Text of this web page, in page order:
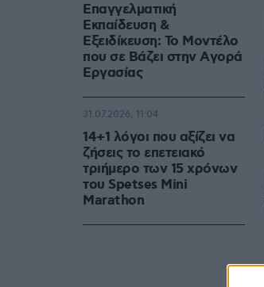
Επαγγελματική
Εκπαίδευση &
Εξειδίκευση: Το Mοντέλο
που σε Bάζει στην Aγορά
Eργασίας
14+1 λόγοι που αξίζει να
ζήσεις το επετειακό
τριήμερο των 15 χρόνων
του Spetses Mini
Marathon
31.07.2026, 11:04